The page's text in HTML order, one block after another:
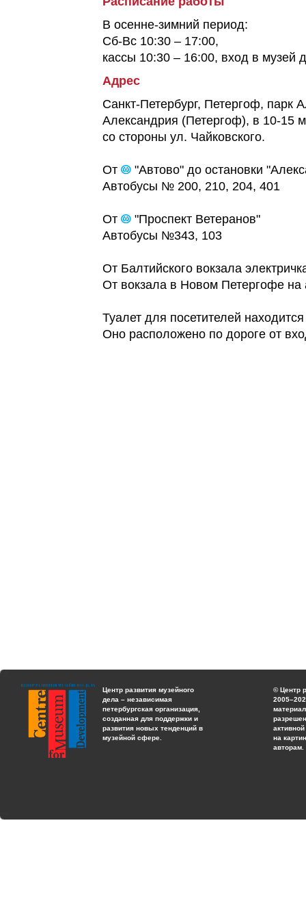
В осенне-зимний период:
Сб-Вс 10:30 – 17:00,
кассы 10:30 – 16:00, вход в музей
Адрес
Санкт-Петербург, Петергоф, парк
Александрия (Петергоф), в 10-15
со стороны ул. Чайковского.
От
"Автово" до остановки
Автобусы № 200, 210, 204, 401
От
"Проспект Ветеранов"
Автобусы №343, 103
От Балтийского вокзала
От вокзала в Новом Петергофе
Туалет для посетителей
Оно расположено по дороге от
Центр развития музейного
дела – независимая
петербургская организация,
созданная для поддержки и
развития новых тенденций в
музейной сфере.
© Центр
на
авторам.